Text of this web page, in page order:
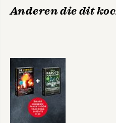
Anderen die dit